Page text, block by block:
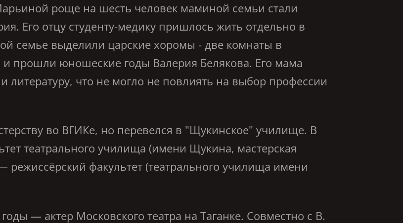
роще на шесть человек маминой семьи стали
Его отцу студенту-медику пришлось жить отдельно в
семье выделили царские хоромы - две комнаты в
прошли юношеские годы Валерия Белякова. Его мама
литературу, что не могло не повлиять на выбор профессии
во ВГИКе, но перевелся в "Щукинское" училище. В
театрального училища (имени Щукина, мастерская
режиссёрский факультет (театрального училища имени
— актер Московского театра на Таганке. Совместно с В.